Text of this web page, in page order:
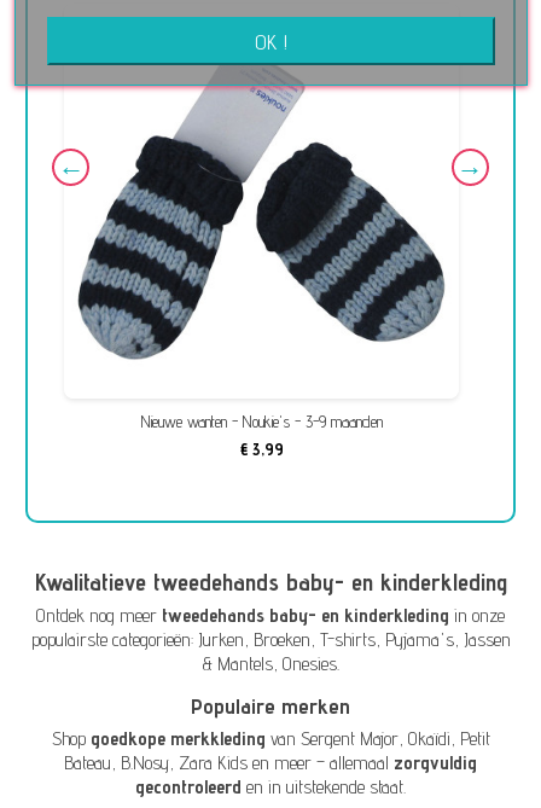
Nieuwe wanten - Noukie's - 3-9 maanden
€ 3,99
Kwalitatieve tweedehands baby- en kinderkleding
Ontdek nog meer tweedehands baby- en kinderkleding in onze
populairste categorieën: Jurken, Broeken, T-shirts, Pyjama's, Jassen
& Mantels, Onesies.
Populaire merken
Shop goedkope merkkleding van Sergent Major, Okaïdi, Petit
Bateau, B.Nosy, Zara Kids en meer – allemaal zorgvuldig
gecontroleerd en in uitstekende staat.
OK !